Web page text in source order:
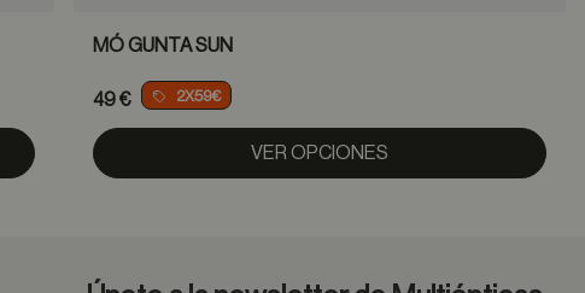
MÓ GUNTA SUN
49 € 2X59€
VER OPCIONES